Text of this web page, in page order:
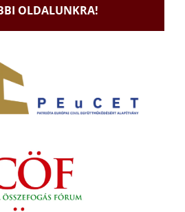
OLDALUNKRA!